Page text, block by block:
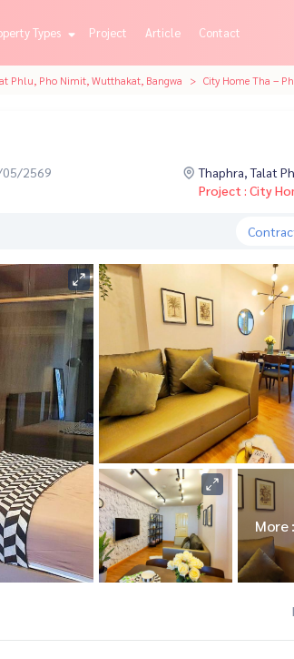
Types Project Article Contact
Phlu, Pho Nimit, Wutthakat, Bangwa City Home Tha –
2569
Thaphra, Talat
Project : City
More